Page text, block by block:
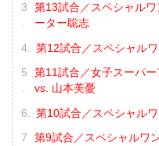
第13試合／スペシャル
ーター聡志
第12試合／スペシャル
第11試合／女子スーパ
vs. 山本美憂
第10試合／スペシャル
第9試合／スペシャルワ